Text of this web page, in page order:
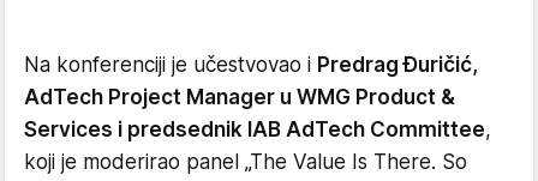
Na konferenciji je učestvovao i Predrag Đuričić,
AdTech Project Manager u WMG Product &
Services i predsednik IAB AdTech Committee,
koji je moderirao panel „The Value Is There. So